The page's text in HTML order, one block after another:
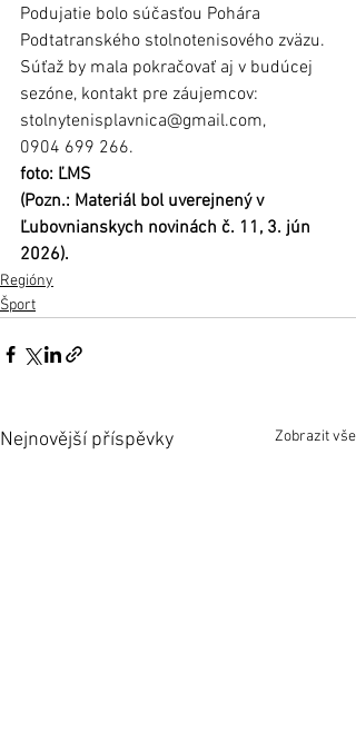
Podujatie bolo súčasťou Pohára
Podtatranského stolnotenisového zväzu.
Súťaž by mala pokračovať aj v budúcej
sezóne, kontakt pre záujemcov:
stolnytenisplavnica@gmail.com,
0904 699 266.
foto: ĽMS
(Pozn.: Materiál bol uverejnený v
Ľubovnianskych novinách č. 11, 3. jún
2026).
Regióny
Šport
Nejnovější příspěvky Zobrazit vše